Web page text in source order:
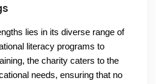
lies in its diverse range of
literacy programs to
the charity caters to the
needs, ensuring that no